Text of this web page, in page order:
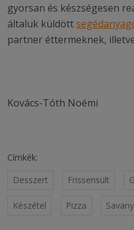
gyorsan és készségesen
általuk küldött
partner éttermeknek,
Kovács-Tóth Noémi
Címkék:
Desszert
Frissensült
Készétel Pizza